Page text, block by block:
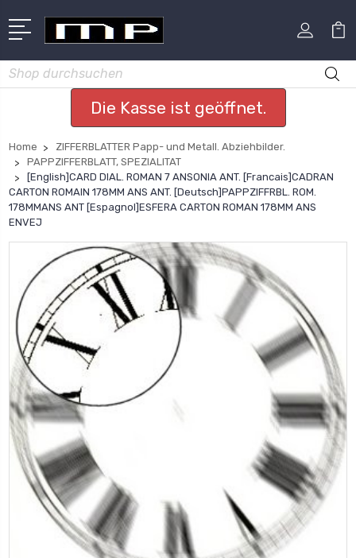
Suchen
Die Kasse ist geöffnet.
Home
ZIFFERBLATTER Papp- und Metall. Abziehbilder.
PAPPZIFFERBLATT, SPEZIALITAT
[English]CARD DIAL. ROMAN 7 ANSONIA ANT. [Francais]CADRAN
CARTON ROMAIN 178MM ANS ANT. [Deutsch]PAPPZIFFRBL. ROM.
178MMANS ANT [Espagnol]ESFERA CARTON ROMAN 178MM ANS
ENVEJ